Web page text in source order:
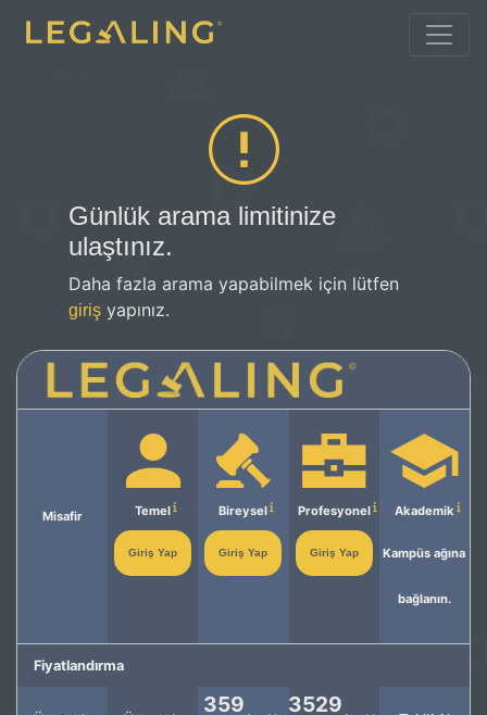
Günlük arama limitinize
ulaştınız.
Daha fazla arama yapabilmek için lütfen
giriş yapınız.
Misafir Temel
Giriş Yap
Bireysel
Giriş Yap
Profesyonel
Giriş Yap
Akademik
Kampüs ağına
bağlanın.
Fiyatlandırma
359
3529